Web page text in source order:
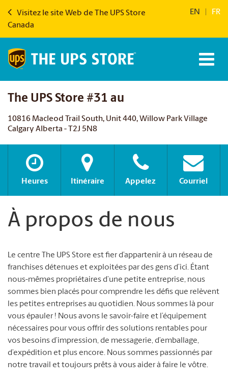
Visitez le site Web de The UPS Store
Canada
EN FR
The UPS Store #31 au
10816 Macleod Trail South, Unit 440, Willow Park Village
Calgary Alberta - T2J 5N8
Heures Itinéraire Appelez Courriel
À propos de nous
Le centre The UPS Store est fier d’appartenir à un réseau de
franchises détenues et exploitées par des gens d’ici. Étant
nous-mêmes propriétaires d’une petite entreprise, nous
sommes bien placés pour comprendre les défis que relèvent
les petites entreprises au quotidien. Nous sommes là pour
vous épauler ! Nous avons le savoir-faire et l’équipement
nécessaires pour vous offrir des solutions rentables pour
vos besoins d’impression, de messagerie, d’emballage,
d’expédition et plus encore. Nous sommes passionnés par
notre travail et toujours prêts à vous aider à faire le vôtre.